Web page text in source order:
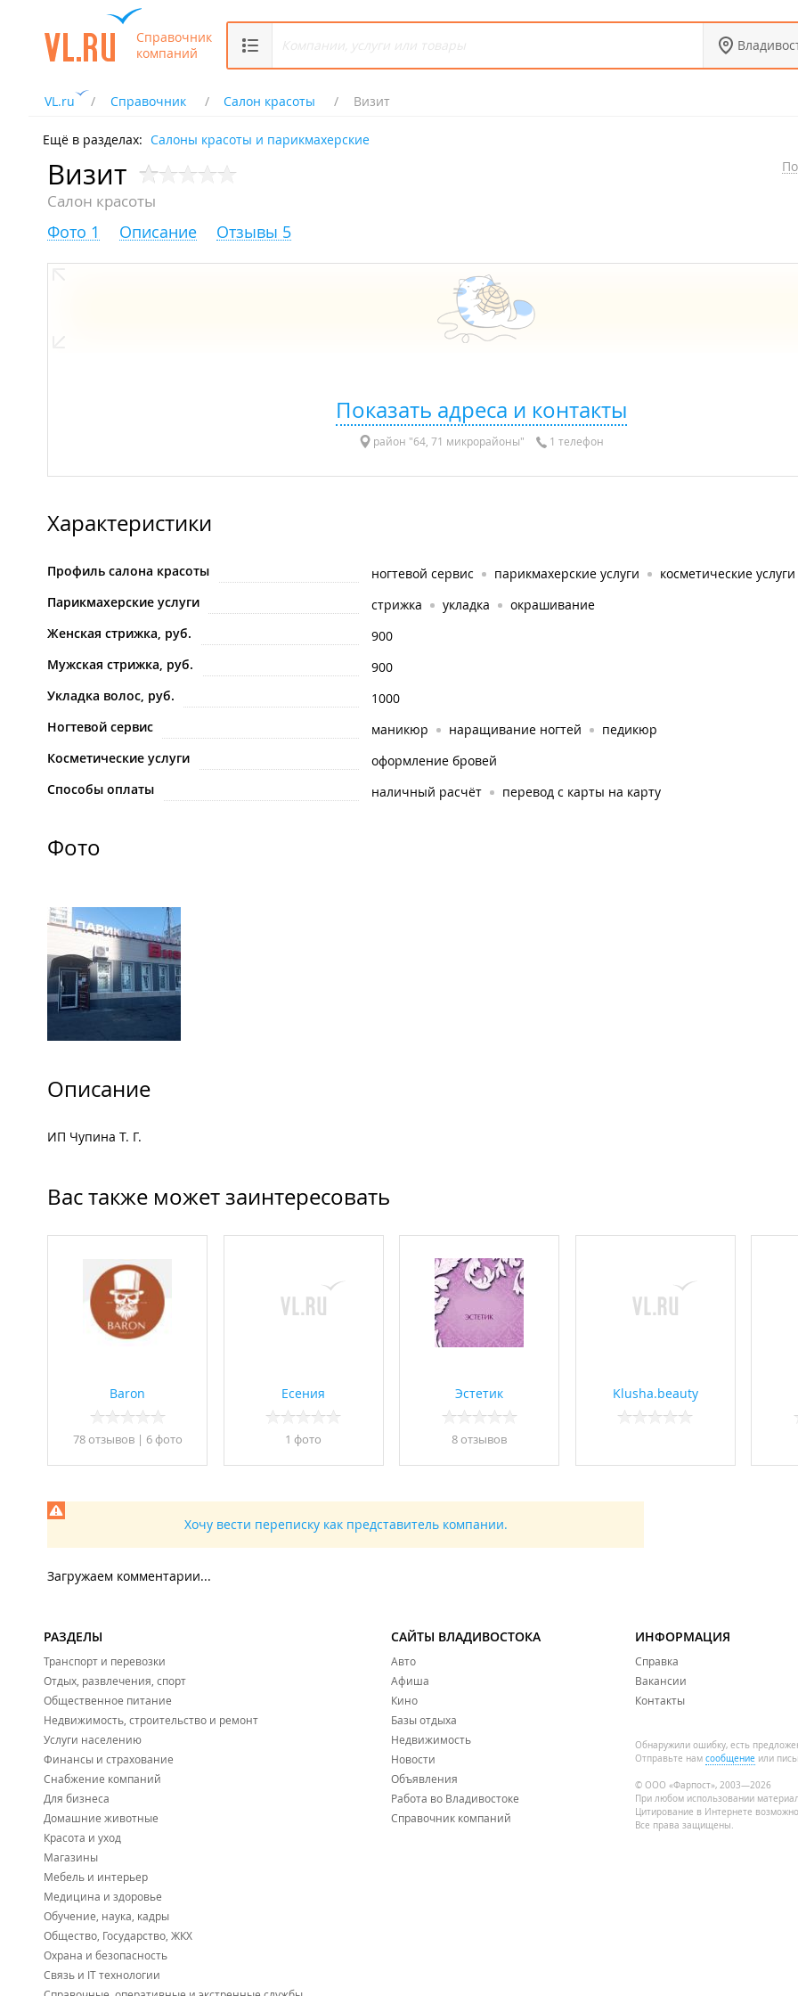
Справочник
компаний
VL.ru Справочник Салон красоты Визит
Ещё в разделах: Салоны красоты и парикмахерские
Визит
Салон красоты
Фото 1 Описание Отзывы 5
Показать адреса и контакты
район "64, 71 микрорайоны" 1 телефон
Характеристики
Профиль салона красоты ногтевой сервис парикмахерские услуги
косметические услуги
Парикмахерские услуги
стрижка укладка
окрашивание
Женская стрижка, руб.
900
Мужская стрижка, руб.
900
Укладка волос, руб.
1000
Ногтевой сервис
маникюр наращивание ногтей
педикюр
Косметические услуги
оформление бровей
Способы оплаты
наличный расчёт перевод с карты на карту
Фото
Описание
ИП Чупина Т. Г.
Вас также может заинтересовать
Baron
78 отзывов| 6 фото
Есения
1 фото
Эстетик
8 отзывов
Klusha.beauty
Хочу вести переписку как представитель компании.
Загружаем комментарии...
РАЗДЕЛЫ
Транспорт и перевозки
Отдых, развлечения, спорт
Общественное питание
Недвижимость, строительство и ремонт
Услуги населению
Финансы и страхование
Снабжение компаний
Для бизнеса
Домашние животные
Красота и уход
Магазины
Мебель и интерьер
Медицина и здоровье
Обучение, наука, кадры
Общество, Государство, ЖКХ
Охрана и безопасность
Связь и IT технологии
САЙТЫ ВЛАДИВОСТОКА
Авто
Афиша
Кино
Базы отдыха
Недвижимость
Новости
Объявления
Работа во Владивостоке
Справочник компаний
ИНФОРМАЦИЯ
Справка
Вакансии
Контакты
Обнаружили ошибку, есть
Отправьте нам сообщение или
© ООО «Фарпост», 2003—2026
При любом использовании
Цитирование в Интернете
Все права защищены.